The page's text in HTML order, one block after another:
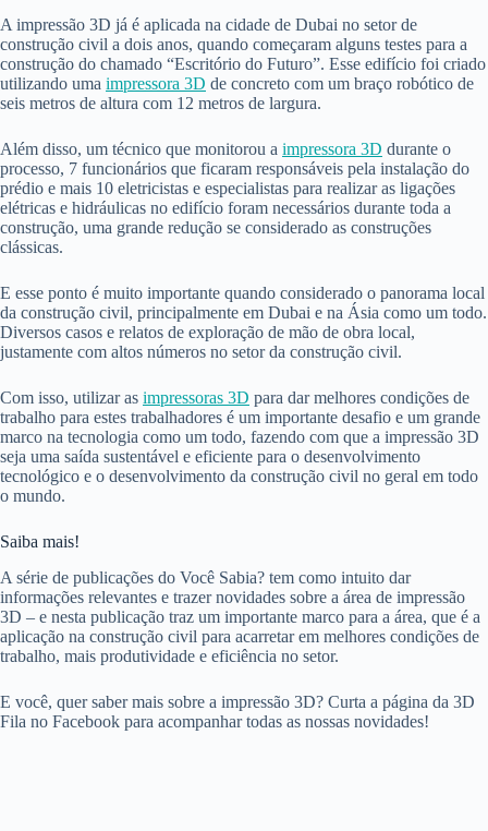
A impressão 3D já é aplicada na cidade de Dubai no setor de
construção civil a dois anos, quando começaram alguns testes para a
construção do chamado “Escritório do Futuro”. Esse edifício foi criado
utilizando uma impressora 3D de concreto com um braço robótico de
seis metros de altura com 12 metros de largura.
Além disso, um técnico que monitorou a impressora 3D durante o
processo, 7 funcionários que ficaram responsáveis pela instalação do
prédio e mais 10 eletricistas e especialistas para realizar as ligações
elétricas e hidráulicas no edifício foram necessários durante toda a
construção, uma grande redução se considerado as construções
clássicas.
E esse ponto é muito importante quando considerado o panorama local
da construção civil, principalmente em Dubai e na Ásia como um todo.
Diversos casos e relatos de exploração de mão de obra local,
justamente com altos números no setor da construção civil.
Com isso, utilizar as impressoras 3D para dar melhores condições de
trabalho para estes trabalhadores é um importante desafio e um grande
marco na tecnologia como um todo, fazendo com que a impressão 3D
seja uma saída sustentável e eficiente para o desenvolvimento
tecnológico e o desenvolvimento da construção civil no geral em todo
o mundo.
Saiba mais!
A série de publicações do Você Sabia? tem como intuito dar
informações relevantes e trazer novidades sobre a área de impressão
3D – e nesta publicação traz um importante marco para a área, que é a
aplicação na construção civil para acarretar em melhores condições de
trabalho, mais produtividade e eficiência no setor.
E você, quer saber mais sobre a impressão 3D? Curta a página da 3D
Fila no Facebook para acompanhar todas as nossas novidades!